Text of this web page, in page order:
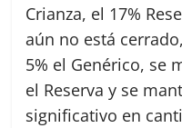
Crianza, el 17%
aún no está
5% el Genérico, se
el Reserva y se
significativo en